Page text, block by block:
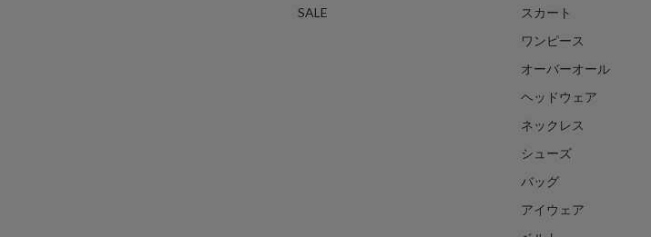
SALE
スカート
ワンピース
オーバーオール
ヘッドウェア
ネックレス
シューズ
バッグ
アイウェア